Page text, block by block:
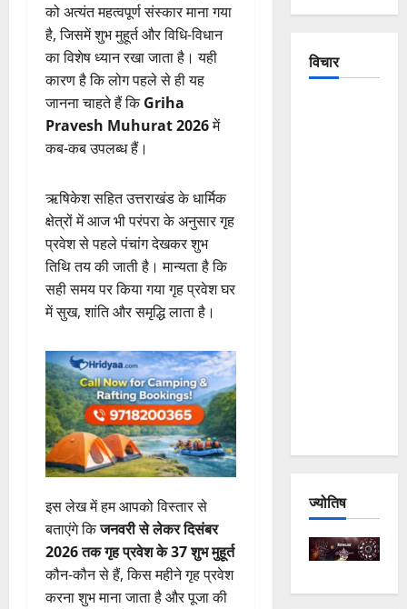
को अत्यंत महत्वपूर्ण संस्कार माना गया
है, जिसमें शुभ मुहूर्त और विधि-विधान
का विशेष ध्यान रखा जाता है। यही
कारण है कि लोग पहले से ही यह
जानना चाहते हैं किGriha
Pravesh Muhurat 2026में
कब-कब उपलब्ध हैं।
ऋषिकेश सहित उत्तराखंड के धार्मिक
क्षेत्रों में आज भी परंपरा के अनुसार गृह
प्रवेश से पहले पंचांग देखकर शुभ
तिथि तय की जाती है। मान्यता है कि
सही समय पर किया गया गृह प्रवेश घर
में सुख, शांति और समृद्धि लाता है।
इस लेख में हम आपको विस्तार से
बताएंगे किजनवरी से लेकर दिसंबर
2026 तक गृह प्रवेश के 37 शुभ मुहूर्त
कौन-कौन से हैं, किस महीने गृह प्रवेश
करना शुभ माना जाता है और पूजा की
विचार
ज्योतिष